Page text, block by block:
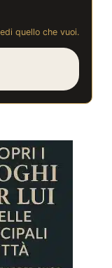
quello che vuoi.